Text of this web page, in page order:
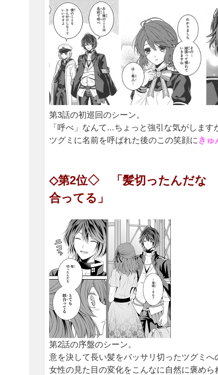
第3話の初巡回のシーン。
「呼べ」なんて...ちょっと強引な気がします
ツグミに名前を呼ばれた後のこの笑顔にき
◇第2位◇ 「髪切ったんだな
合ってる」
第2話の序盤のシーン。
意を決して長い髪をバッサリ切ったツグミへ
女性の見た目の変化をこんなに自然に褒めら